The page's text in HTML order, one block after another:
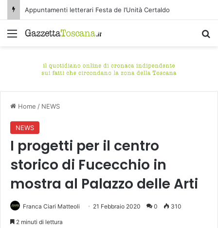
Appuntamenti letterari Festa de l’Unità Certaldo
Menu
Home / NEWS
NEWS
I progetti per il centro
storico di Fucecchio in
mostra al Palazzo delle Arti
Franca Ciari Matteoli 21 Febbraio 2020 0 310
2 minuti di lettura